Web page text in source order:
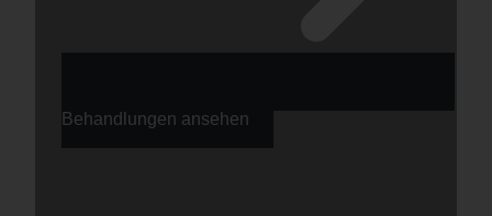
Behandlungen ansehen